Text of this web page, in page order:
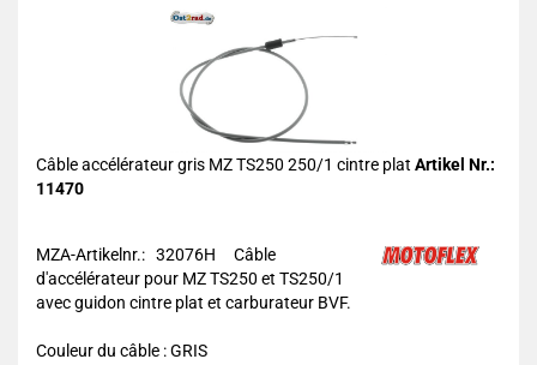
Câble accélérateur gris MZ TS250 250/1 cintre plat Artikel Nr.:
11470
MZA-Artikelnr.: 32076H
Câble
d'accélérateur pour MZ TS250 et TS250/1
avec guidon cintre plat et carburateur BVF.
Couleur du câble : GRIS